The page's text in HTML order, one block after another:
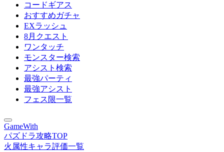
コードギアス
おすすめガチャ
EXラッシュ
8月クエスト
ワンタッチ
モンスター検索
アシスト検索
最強パーティ
最強アシスト
フェス限一覧
GameWith
パズドラ攻略TOP
火属性キャラ評価一覧